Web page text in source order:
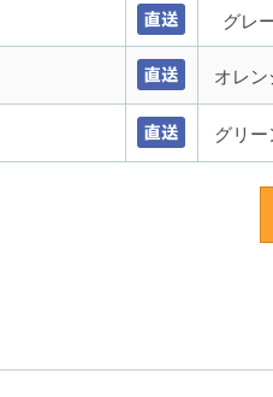
グレ
オレン
グリー